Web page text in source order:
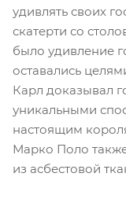
удивлять своих
скатерти со
было удивление
оставались
Карл доказывал
уникальными
настоящим
Марко Поло
из асбестовой